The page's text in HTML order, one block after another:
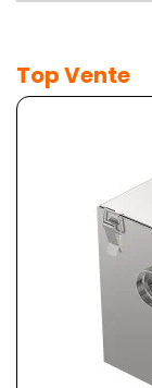
Top Vente